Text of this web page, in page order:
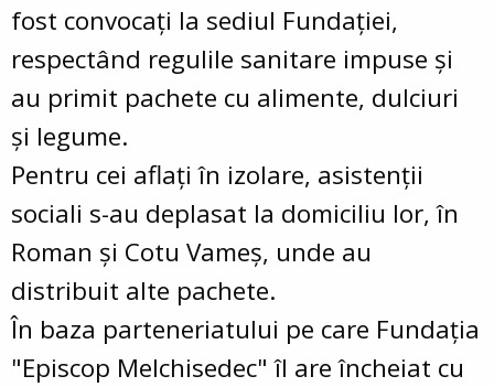
fost convocați la sediul Fundației,
respectând regulile sanitare impuse și
au primit pachete cu alimente, dulciuri
și legume.
Pentru cei aflați în izolare, asistenții
sociali s-au deplasat la domiciliu lor, în
Roman și Cotu Vameș, unde au
distribuit alte pachete.
În baza parteneriatului pe care Fundația
"Episcop Melchisedec" îl are încheiat cu